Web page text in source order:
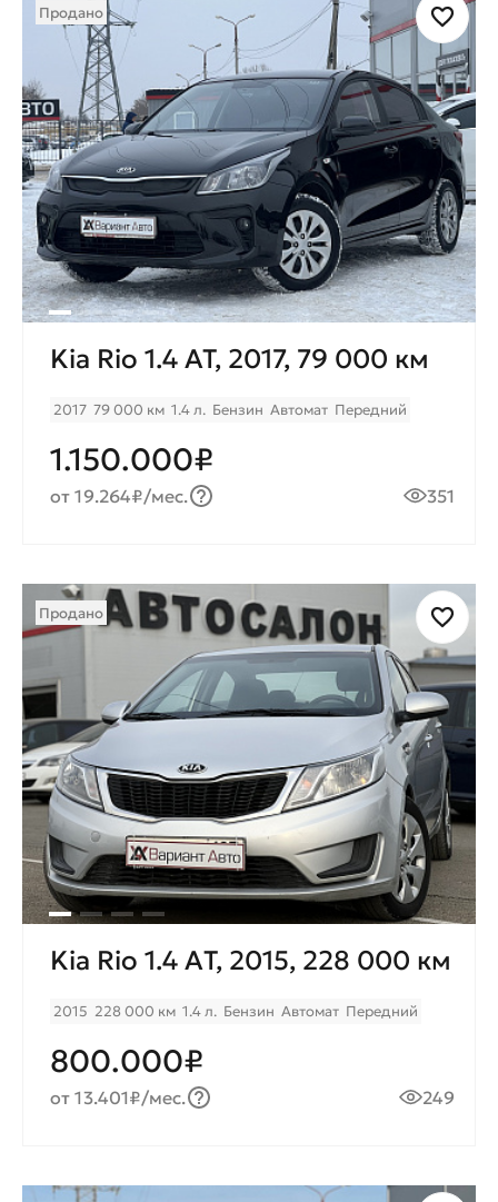
комфортного ежемесячного
платежа.
Продано
Kia Rio 1.4 AT, 2017, 79 000 км
2017 79 000 км 1.4 л. Бензин Автомат Передний
1.150.000₽
от 19.264₽/мес. 351
Продано
Kia Rio 1.4 AТ, 2015, 228 000 км
2015 228 000 км 1.4 л. Бензин Автомат Передний
800.000₽
от 13.401₽/мес. 249